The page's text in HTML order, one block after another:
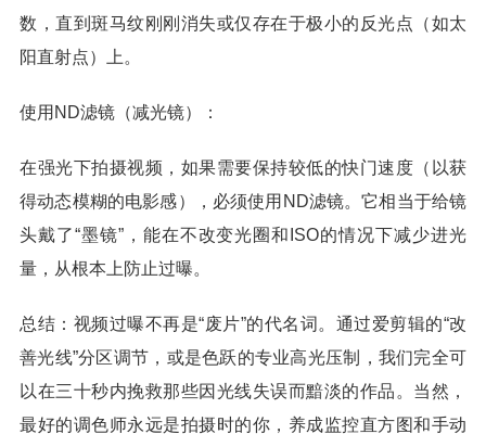
数，直到斑马纹刚刚消失或仅存在于极小的反光点（如太
阳直射点）上。
使用ND滤镜（减光镜）：
在强光下拍摄视频，如果需要保持较低的快门速度（以获
得动态模糊的电影感），必须使用ND滤镜。它相当于给镜
头戴了“墨镜”，能在不改变光圈和ISO的情况下减少进光
量，从根本上防止过曝。
总结：视频过曝不再是“废片”的代名词。通过爱剪辑的“改
善光线”分区调节，或是色跃的专业高光压制，我们完全可
以在三十秒内挽救那些因光线失误而黯淡的作品。当然，
最好的调色师永远是拍摄时的你，养成监控直方图和手动